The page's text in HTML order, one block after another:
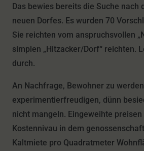
Das bewies bereits die Suche nach
neuen Dorfes. Es wurden 70
Sie reichten vom anspruchsvollen
simplen „Hitzacker/Dorf“ reichten.
durch.
An Nachfrage, Bewohner zu
experimentierfreudigen, dünn
nicht mangeln. Eingeweihte
Kostennivau in dem
Kaltmiete pro Quadratmeter